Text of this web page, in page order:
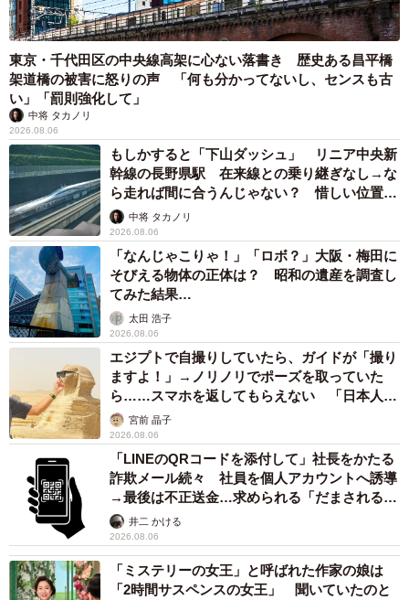
東京・千代田区の中央線高架に心ない落書き 歴史ある昌平橋
架道橋の被害に怒りの声 「何も分かってないし、センスも古
い」「罰則強化して」
中将 タカノリ
2026.08.06
もしかすると「下山ダッシュ」 リニア中央新
幹線の長野県駅 在来線との乗り継ぎなし→な
ら走れば間に合うんじゃない？ 惜しい位置関
係が反響
中将 タカノリ
2026.08.06
「なんじゃこりゃ！」「ロボ？」大阪・梅田に
そびえる物体の正体は？ 昭和の遺産を調査し
てみた結果…
太田 浩子
2026.08.06
エジプトで自撮りしていたら、ガイドが「撮り
ますよ！」→ノリノリでポーズを取っていた
ら……スマホを返してもらえない 「日本人は
カモ代表かも」「私は6時間で3万円払った」
宮前 晶子
2026.08.06
「LINEのQRコードを添付して」社長をかたる
詐欺メール続々 社員を個人アカウントへ誘導
→最後は不正送金…求められる「だまされる前
提」の対策
井二 かける
2026.08.06
「ミステリーの女王」と呼ばれた作家の娘は
「2時間サスペンスの女王」 聞いていたのと